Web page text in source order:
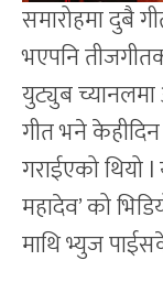
समारोहमा दुबै
भएपनि
युट्युब
गीत भने केहीदिन
गराईएको थियो
महादेव’ को
माथि भ्युज